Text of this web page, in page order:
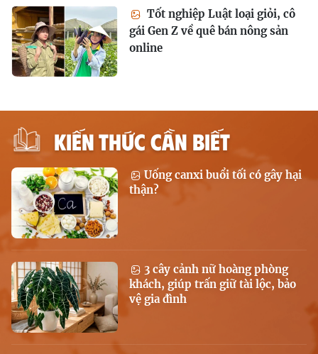
Tốt nghiệp Luật loại giỏi, cô
gái Gen Z về quê bán nông sản
online
KIẾN THỨC CẦN BIẾT
Uống canxi buổi tối có gây hại
thận?
3 cây cảnh nữ hoàng phòng
khách, giúp trấn giữ tài lộc, bảo
vệ gia đình